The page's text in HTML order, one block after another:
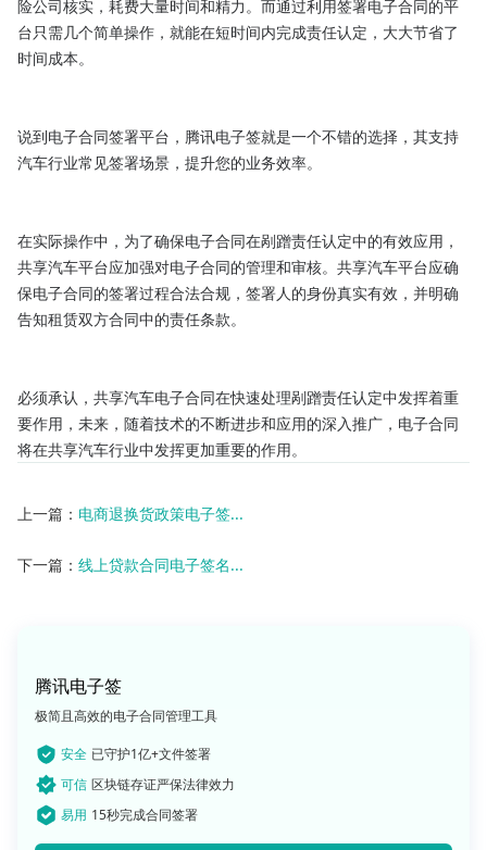
险公司核实，耗费大量时间和精力。而通过利用签署电子合同的平
台只需几个简单操作，就能在短时间内完成责任认定，大大节省了
时间成本。
说到电子合同签署平台，腾讯电子签就是一个不错的选择，其支持
汽车行业常见签署场景，提升您的业务效率。
在实际操作中，为了确保电子合同在剐蹭责任认定中的有效应用，
共享汽车平台应加强对电子合同的管理和审核。共享汽车平台应确
保电子合同的签署过程合法合规，签署人的身份真实有效，并明确
告知租赁双方合同中的责任条款。
必须承认，共享汽车电子合同在快速处理剐蹭责任认定中发挥着重
要作用，未来，随着技术的不断进步和应用的深入推广，电子合同
将在共享汽车行业中发挥更加重要的作用。
上一篇： 电商退换货政策电子签...
下一篇： 线上贷款合同电子签名...
腾讯电子签
极简且高效的电子合同管理工具
安全 已守护1亿+文件签署
可信 区块链存证严保法律效力
易用 15秒完成合同签署